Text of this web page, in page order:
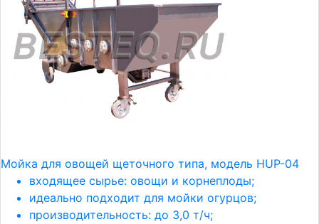
Мойка для овощей щеточного типа, модель HUP-04
входящее сырье: овощи и корнеплоды;
идеально подходит для мойки огурцов;
производительность: до 3,0 т/ч;